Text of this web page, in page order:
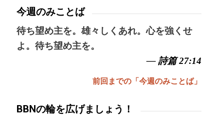
今週のみことば
待ち望め主を。雄々しくあれ。心を強くせ
よ。待ち望め主を。
— 詩篇 27:14
前回までの「今週のみことば」
BBNの輪を広げましょう！